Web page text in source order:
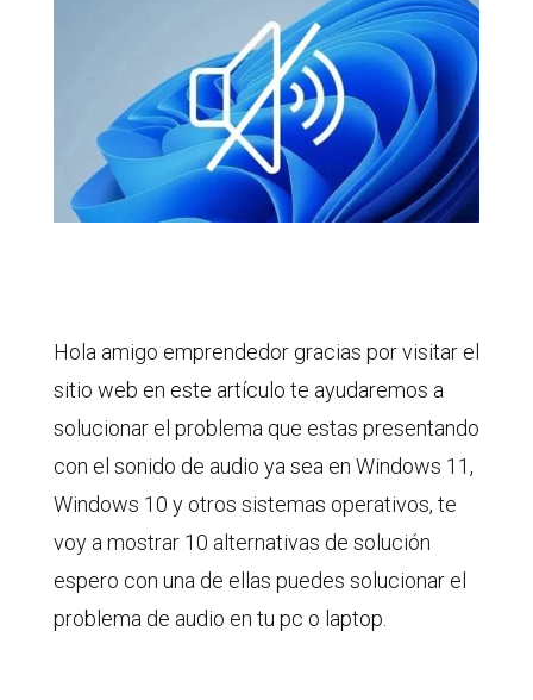
Hola amigo emprendedor gracias por visitar el
sitio web en este artículo te ayudaremos a
solucionar el problema que estas presentando
con el sonido de audio ya sea en Windows 11,
Windows 10 y otros sistemas operativos, te
voy a mostrar 10 alternativas de solución
espero con una de ellas puedes solucionar el
problema de audio en tu pc o laptop.